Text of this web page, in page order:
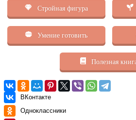
Стройная фигура
Умение готовить
Полезная
ВКонтакте
Одноклассники